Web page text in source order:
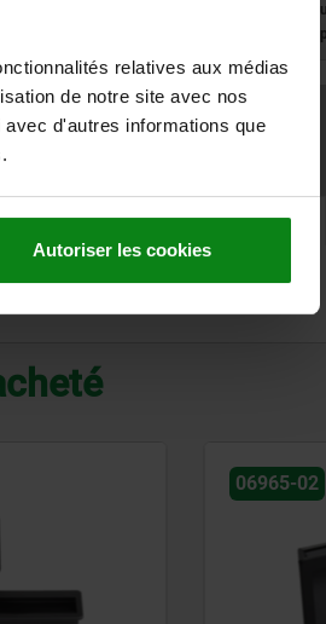
relatives aux médias
de notre site avec nos
d'autres informations que
Autoriser les cookies
Délai de livraison
Actuellement
CAO
Prix
10,44 €
06961